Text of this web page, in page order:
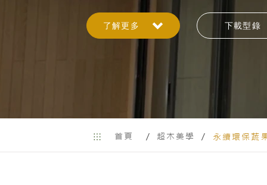
了解更多 下載型錄
首頁 / /
超木美學 永續環保蔬